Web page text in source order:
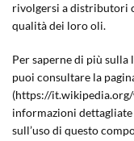
rivolgersi a distributori
qualità dei loro oli.
Per saperne di più
puoi consultare la
(https://
informazioni dettagliate
sull’uso di questo